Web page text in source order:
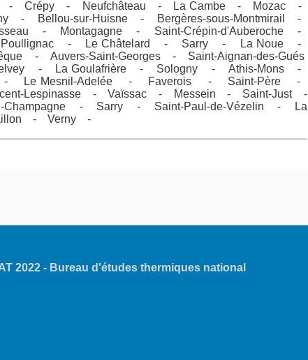
- Crépy - Neufchâteau - La Cambe - Mozac -
- Bellou-sur-Huisne - Bergères-sous-Montmirail -
- Montagagne - Saint-Crépin-d'Auberoche -
Poullignac - Le Châtelard - Sarry - La Noue -
- Auvers-Saint-Georges - Saint-Aignan-des-Gués
- La Goulafrière - Sologny - Athis-Mons -
- Le Mesnil-Adelée - Faverois - Saint-Père -
Lespinasse - Vaïssac - Messein - Saint-Just -
Champagne - Sarry - Saint-Paul-de-Vézelin - La
- Verny -
2022 - Bureau d'études thermiques national